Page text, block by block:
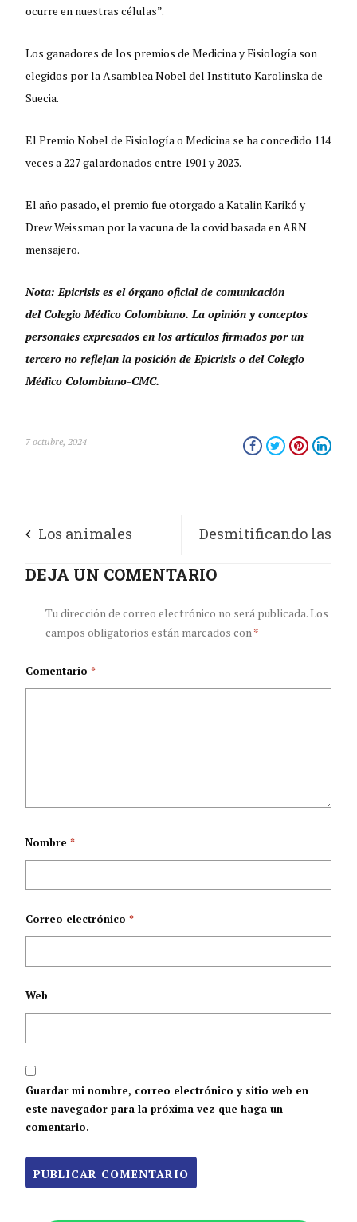
ocurre en nuestras células”.
Los ganadores de los premios de Medicina y Fisiología son
elegidos por la Asamblea Nobel del Instituto Karolinska de
Suecia.
El Premio Nobel de Fisiología o Medicina se ha concedido 114
veces a 227 galardonados entre 1901 y 2023.
El año pasado, el premio fue otorgado a Katalin Karikó y
Drew Weissman por la vacuna de la covid basada en ARN
mensajero.
Nota: Epicrisis es el órgano oficial de comunicación
del Colegio Médico Colombiano. La opinión y conceptos
personales expresados en los artículos firmados por un
tercero no reflejan la posición de Epicrisis o del Colegio
Médico Colombiano-CMC.
7 octubre, 2024
Los animales
criados en granjas
albergan virus con
contagio zoonótico
Desmitificando las
creencias comunes
sobre el dolor de
DEJA UN COMENTARIO
Tu dirección de correo electrónico no será publicada.Los
campos obligatorios están marcados con *
Comentario*
Nombre*
Correo electrónico*
Web
Guardar mi nombre, correo electrónico y sitio web en
este navegador para la próxima vez que haga un
comentario.